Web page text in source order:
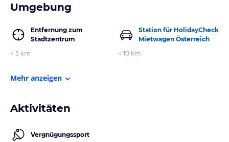
Umgebung
Entfernung zum
Stadtzentrum
< 5 km
Station für HolidayCheck
Mietwagen Österreich
< 10 km
Mehr anzeigen
Aktivitäten
Vergnügungssport